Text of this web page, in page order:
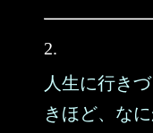
2.
人生に行き
きほど、な